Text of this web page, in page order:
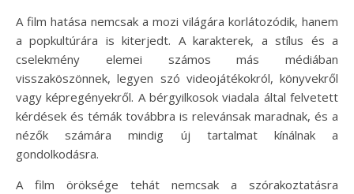
A film hatása nemcsak a mozi világára korlátozódik, hanem
a popkultúrára is kiterjedt. A karakterek, a stílus és a
cselekmény elemei számos más médiában
visszaköszönnek, legyen szó videojátékokról, könyvekről
vagy képregényekről. A bérgyilkosok viadala által felvetett
kérdések és témák továbbra is relevánsak maradnak, és a
nézők számára mindig új tartalmat kínálnak a
gondolkodásra.
A film öröksége tehát nemcsak a szórakoztatásra